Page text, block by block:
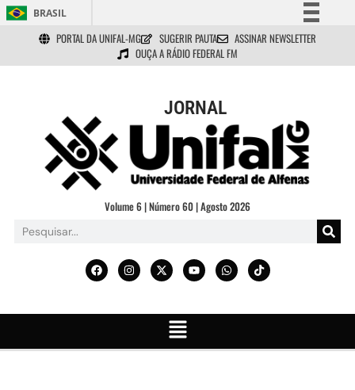
BRASIL
Simplifique!
Comunica BR
Acesso à informação
Legislação
Canais
PORTAL DA UNIFAL-MG SUGERIR PAUTA
ASSINAR NEWSLETTER
OUÇA A RÁDIO FEDERAL FM
JORNAL
Volume 6 | Número 60 | Agosto 2026